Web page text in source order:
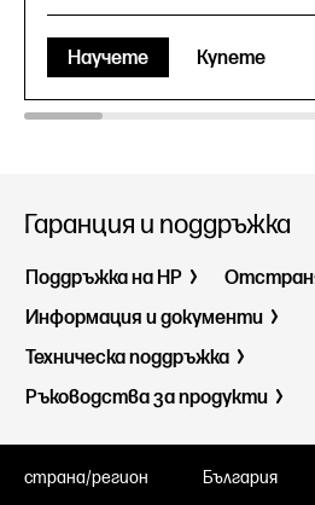
Научете Купете
Гаранция и поддръжка
Поддръжка на HP
Информация и документи
Техническа поддръжка
Ръководства за продукти
страна/регион България